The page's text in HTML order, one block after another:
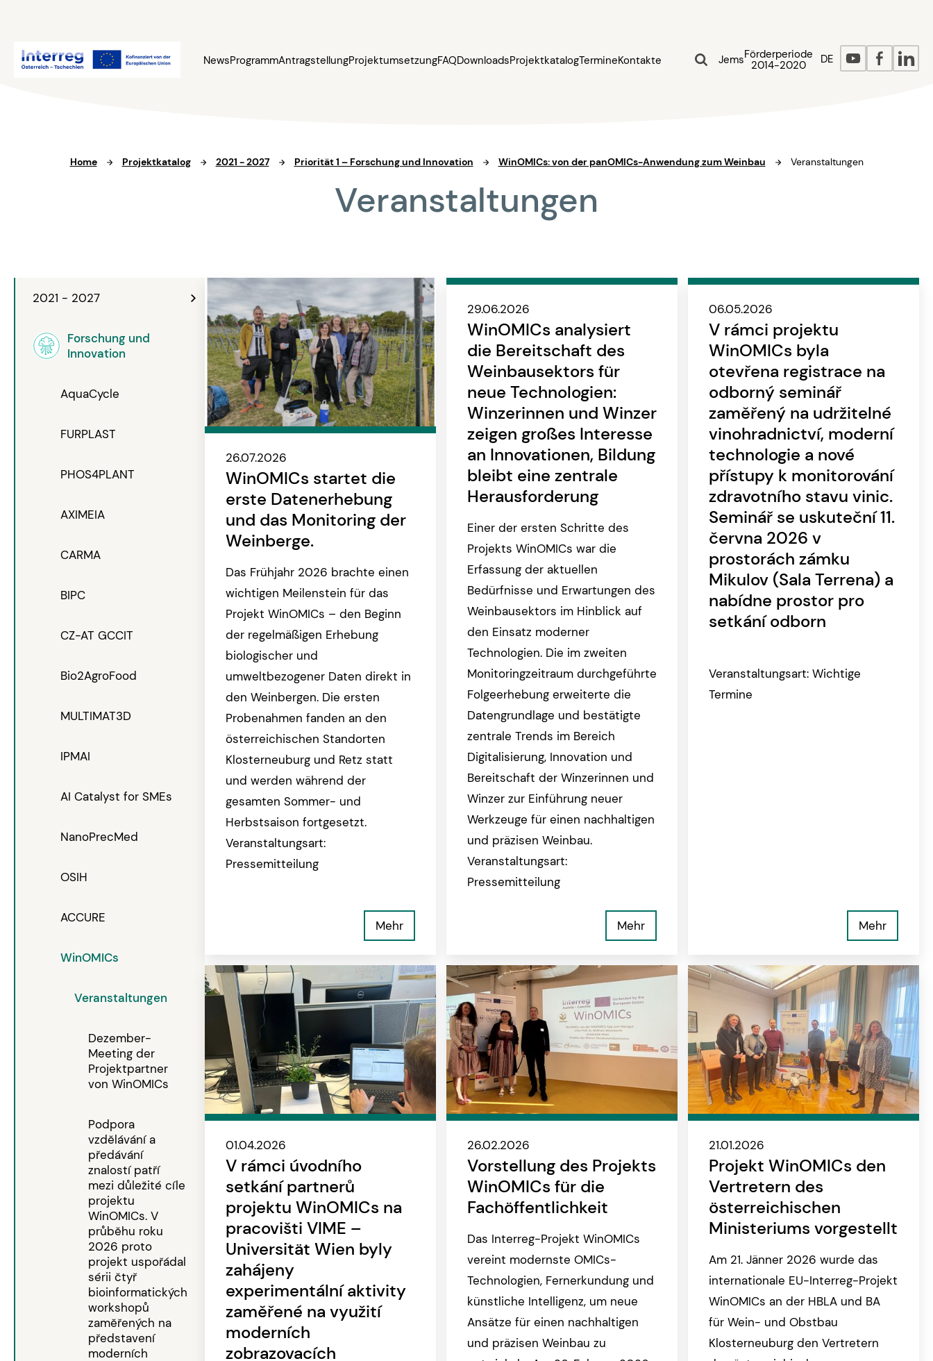
NewsProgrammAntragstellungProjektumsetzungFAQDownloadsProjektkatalogTermineKontakte JemsFörderperiode
2014-2020
DE
Home Projektkatalog 2021 - 2027 Priorität 1 – Forschung und Innovation WinOMICs: von der panOMICs-Anwendung zum Weinbau Veranstaltungen
Veranstaltungen
2021 - 2027
Forschung und
Innovation
AquaCycle
FURPLAST
PHOS4PLANT
AXIMEIA
CARMA
BIPC
CZ-AT GCCIT
Bio2AgroFood
MULTIMAT3D
IPMAI
AI Catalyst for SMEs
NanoPrecMed
OSIH
ACCURE
WinOMICs
Veranstaltungen
Dezember-
Meeting der
Projektpartner
von WinOMICs
Podpora
vzdělávání a
předávání
znalostí patří
mezi důležité cíle
projektu
WinOMICs. V
průběhu roku
2026 proto
projekt uspořádal
sérii čtyř
bioinformatických
workshopů
zaměřených na
představení
moderních
26.07.2026
WinOMICs startet die
erste Datenerhebung
und das Monitoring der
Weinberge.
Das Frühjahr 2026 brachte einen
wichtigen Meilenstein für das
Projekt WinOMICs – den Beginn
der regelmäßigen Erhebung
biologischer und
umweltbezogener Daten direkt in
den Weinbergen. Die ersten
Probenahmen fanden an den
österreichischen Standorten
Klosterneuburg und Retz statt
und werden während der
gesamten Sommer- und
Herbstsaison fortgesetzt.
Veranstaltungsart:
Pressemitteilung
Mehr
29.06.2026
WinOMICs analysiert
die Bereitschaft des
Weinbausektors für
neue Technologien:
Winzerinnen und Winzer
zeigen großes Interesse
an Innovationen, Bildung
bleibt eine zentrale
Herausforderung
Einer der ersten Schritte des
Projekts WinOMICs war die
Erfassung der aktuellen
Bedürfnisse und Erwartungen des
Weinbausektors im Hinblick auf
den Einsatz moderner
Technologien. Die im zweiten
Monitoringzeitraum durchgeführte
Folgeerhebung erweiterte die
Datengrundlage und bestätigte
zentrale Trends im Bereich
Digitalisierung, Innovation und
Bereitschaft der Winzerinnen und
Winzer zur Einführung neuer
Werkzeuge für einen nachhaltigen
und präzisen Weinbau.
Veranstaltungsart:
Pressemitteilung
Mehr
06.05.2026
V rámci projektu
WinOMICs byla
otevřena registrace na
odborný seminář
zaměřený na udržitelné
vinohradnictví, moderní
technologie a nové
přístupy k monitorování
zdravotního stavu vinic.
Seminář se uskuteční 11.
června 2026 v
prostorách zámku
Mikulov (Sala Terrena) a
nabídne prostor pro
setkání odborn
Veranstaltungsart: Wichtige
Termine
Mehr
01.04.2026
V rámci úvodního
setkání partnerů
projektu WinOMICs na
pracovišti VIME –
Universität Wien byly
zahájeny
experimentální aktivity
zaměřené na využití
moderních
zobrazovacích
26.02.2026
Vorstellung des Projekts
WinOMICs für die
Fachöffentlichkeit
Das Interreg-Projekt WinOMICs
vereint modernste OMICs-
Technologien, Fernerkundung und
künstliche Intelligenz, um neue
Ansätze für einen nachhaltigen
und präzisen Weinbau zu
21.01.2026
Projekt WinOMICs den
Vertretern des
österreichischen
Ministeriums vorgestellt
Am 21. Jänner 2026 wurde das
internationale EU-Interreg-Projekt
WinOMICs an der HBLA und BA
für Wein- und Obstbau
Klosterneuburg den Vertretern